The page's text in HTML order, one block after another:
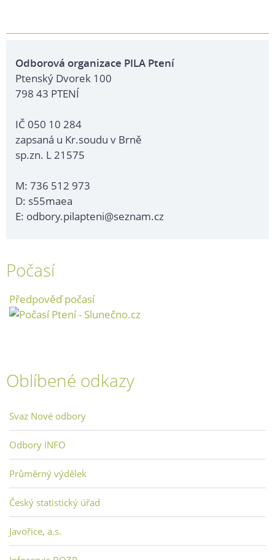
Odborová organizace PILA Ptení
Ptenský Dvorek 100
798 43 PTENÍ
IČ 050 10 284
zapsaná u Kr.soudu v Brně
sp.zn. L 21575
M: 736 512 973
D: s55maea
E: odbory.pilapteni@seznam.cz
Počasí
Předpověď počasí
Oblíbené odkazy
Svaz Nové odbory
Odbory INFO
Průměrný výdělek
Český statistický úřad
Javořice, a.s.